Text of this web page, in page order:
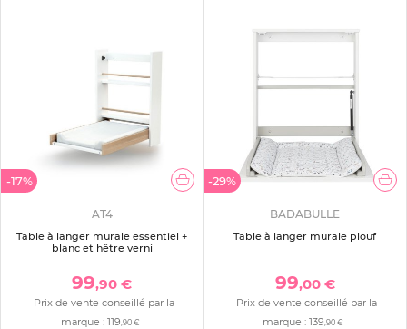
-17%
AT4
Table à langer murale essentiel +
blanc et hêtre verni
99,90 €
Prix de vente conseillé par la
marque : 119 ,90 €
-29%
BADABULLE
Table à langer murale plouf
99,00 €
Prix de vente conseillé par la
marque :139 ,90 €